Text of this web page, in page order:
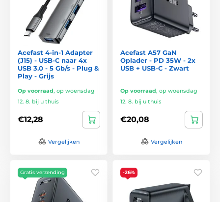
Acefast 4-in-1 Adapter
(J15) - USB-C naar 4x
USB 3.0 - 5 Gb/s - Plug &
Play - Grijs
Op voorraad, op woensdag
12. 8. bij u thuis
€12,28
Vergelijken
Acefast A57 GaN
Oplader - PD 35W - 2x
USB + USB-C - Zwart
Op voorraad, op woensdag
12. 8. bij u thuis
€20,08
Vergelijken
Gratis verzending -26%